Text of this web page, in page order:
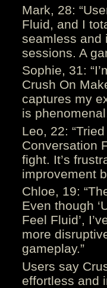
Mark, 28:
Fluid, and I
seamless and
sessions. A
Sophie, 31:
Crush On
captures my
is
Leo, 22:
Conversation
fight. It’s
improvement
Chloe, 19:
Even though
Feel Fluid’,
more
gameplay.”
Users say
effortless and